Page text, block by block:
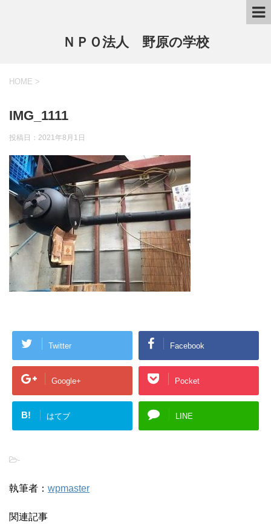
ＮＰＯ法人 野原の学校
HOME >
IMG_1111
投稿日： 2021年8月1日
Twitter Facebook
Google+ Pocket
B! はてブ LINE
-
執筆者： wpmaster
関連記事